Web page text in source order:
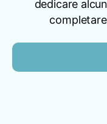
dedicare